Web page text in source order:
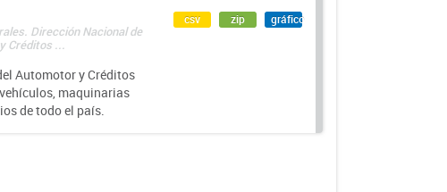
Dirección Nacional de
Créditos ...
Automotor y Créditos
maquinarias
de todo el país.
csv zip gráfico